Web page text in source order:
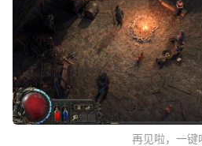
再见啦，一键